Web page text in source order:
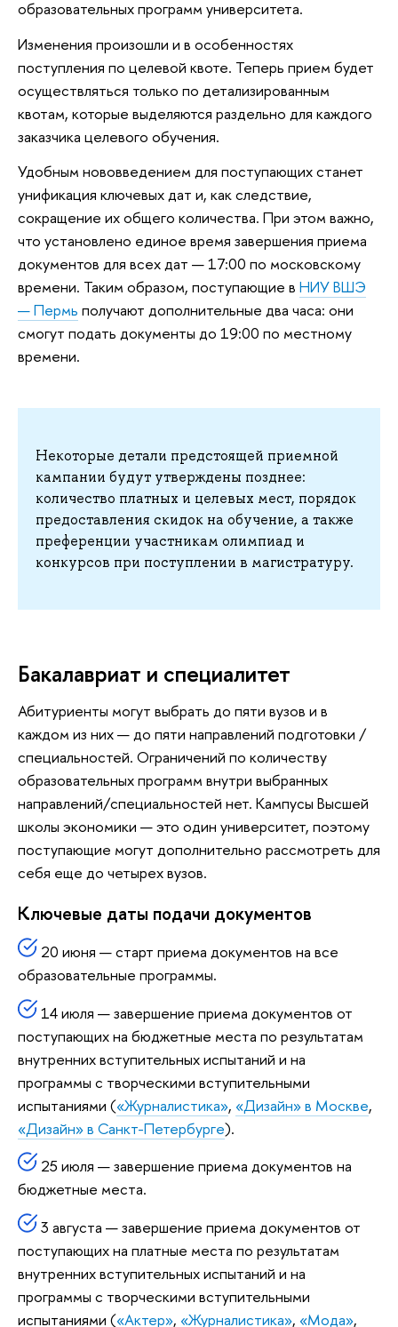
образовательных программ университета.
Изменения произошли и в особенностях
поступления по целевой квоте. Теперь прием будет
осуществляться только по детализированным
квотам, которые выделяются раздельно для каждого
заказчика целевого обучения.
Удобным нововведением для поступающих станет
унификация ключевых дат и, как следствие,
сокращение их общего количества. При этом важно,
что установлено единое время завершения приема
документов для всех дат — 17:00 по московскому
времени. Таким образом, поступающие в НИУ ВШЭ
— Пермь получают дополнительные два часа: они
смогут подать документы до 19:00 по местному
времени.
Некоторые детали предстоящей приемной
кампании будут утверждены позднее:
количество платных и целевых мест, порядок
предоставления скидок на обучение, а также
преференции участникам олимпиад и
конкурсов при поступлении в магистратуру.
Бакалавриат и специалитет
Абитуриенты могут выбрать до пяти вузов и в
каждом из них — до пяти направлений подготовки /
специальностей. Ограничений по количеству
образовательных программ внутри выбранных
направлений/специальностей нет. Кампусы Высшей
школы экономики — это один университет, поэтому
поступающие могут дополнительно рассмотреть для
себя еще до четырех вузов.
Ключевые даты подачи документов
20 июня — старт приема документов на все
образовательные программы.
14 июля — завершение приема документов от
поступающих на бюджетные места по результатам
внутренних вступительных испытаний и на
программы с творческими вступительными
испытаниями («Журналистика», «Дизайн» в Москве,
«Дизайн» в Санкт-Петербурге).
25 июля — завершение приема документов на
бюджетные места.
3 августа — завершение приема документов от
поступающих на платные места по результатам
внутренних вступительных испытаний и на
программы с творческими вступительными
испытаниями («Актер», «Журналистика», «Мода»,